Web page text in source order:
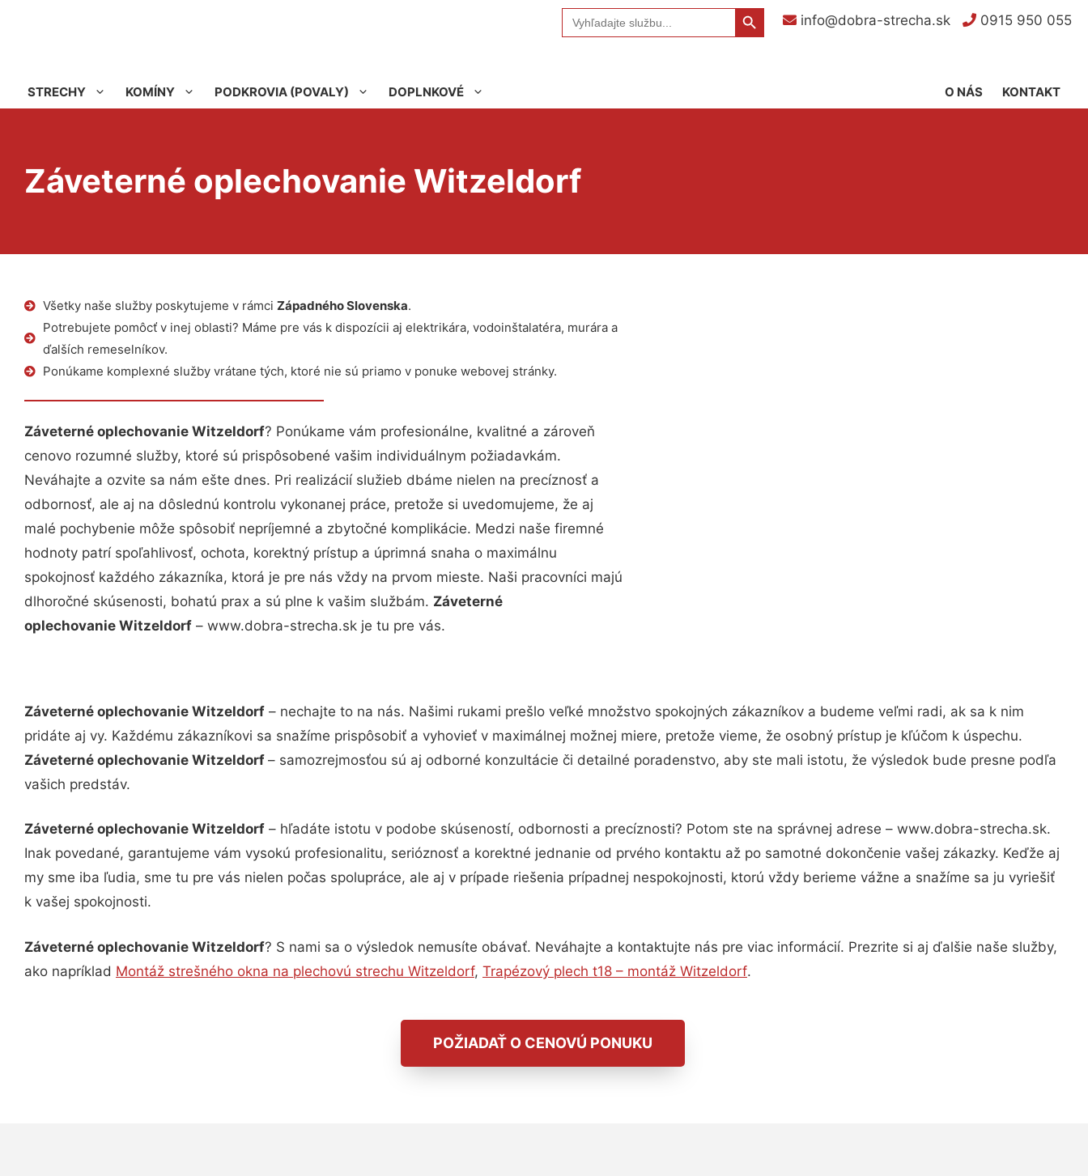
Search
for:
Search Button
info@dobra-strecha.sk
0915 950 055
STRECHY KOMÍNY PODKROVIA (POVALY) DOPLNKOVÉ KONTAKT
O NÁS
Záveterné oplechovanie Witzeldorf
Všetky naše služby poskytujeme v rámci Západného Slovenska.
Potrebujete pomôcť v inej oblasti? Máme pre vás k dispozícii aj elektrikára, vodoinštalatéra, murára a
ďalších remeselníkov.
Ponúkame komplexné služby vrátane tých, ktoré nie sú priamo v ponuke webovej stránky.
Záveterné oplechovanie Witzeldorf? Ponúkame vám profesionálne, kvalitné a zároveň
cenovo rozumné služby, ktoré sú prispôsobené vašim individuálnym požiadavkám.
Neváhajte a ozvite sa nám ešte dnes. Pri realizácií služieb dbáme nielen na precíznosť a
odbornosť, ale aj na dôslednú kontrolu vykonanej práce, pretože si uvedomujeme, že aj
malé pochybenie môže spôsobiť nepríjemné a zbytočné komplikácie. Medzi naše firemné
hodnoty patrí spoľahlivosť, ochota, korektný prístup a úprimná snaha o maximálnu
spokojnosť každého zákazníka, ktorá je pre nás vždy na prvom mieste. Naši pracovníci majú
dlhoročné skúsenosti, bohatú prax a sú plne k vašim službám. Záveterné
oplechovanie Witzeldorf – www.dobra-strecha.sk je tu pre vás.
Záveterné oplechovanie Witzeldorf – nechajte to na nás. Našimi rukami prešlo veľké množstvo spokojných zákazníkov a budeme veľmi radi, ak sa k nim
pridáte aj vy. Každému zákazníkovi sa snažíme prispôsobiť a vyhovieť v maximálnej možnej miere, pretože vieme, že osobný prístup je kľúčom k úspechu.
Záveterné oplechovanie Witzeldorf – samozrejmosťou sú aj odborné konzultácie či detailné poradenstvo, aby ste mali istotu, že výsledok bude presne podľa
vašich predstáv.
Záveterné oplechovanie Witzeldorf – hľadáte istotu v podobe skúseností, odbornosti a precíznosti? Potom ste na správnej adrese – www.dobra-strecha.sk.
Inak povedané, garantujeme vám vysokú profesionalitu, serióznosť a korektné jednanie od prvého kontaktu až po samotné dokončenie vašej zákazky. Keďže aj
my sme iba ľudia, sme tu pre vás nielen počas spolupráce, ale aj v prípade riešenia prípadnej nespokojnosti, ktorú vždy berieme vážne a snažíme sa ju vyriešiť
k vašej spokojnosti.
Záveterné oplechovanie Witzeldorf? S nami sa o výsledok nemusíte obávať. Neváhajte a kontaktujte nás pre viac informácií. Prezrite si aj ďalšie naše služby,
ako napríklad Montáž strešného okna na plechovú strechu Witzeldorf, Trapézový plech t18 – montáž Witzeldorf.
POŽIADAŤ O CENOVÚ PONUKU